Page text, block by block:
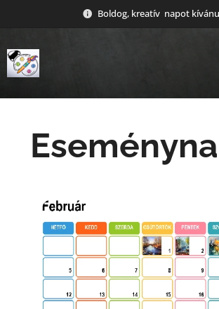
Boldog, kreatív napot